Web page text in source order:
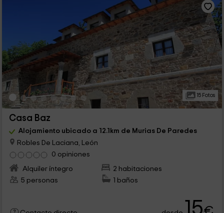
15 Fotos
Casa Baz
Alojamiento ubicado a 12.1km de Murias De Paredes
Robles De Laciana, León
0 opiniones
Alquiler íntegro
2 habitaciones
5 personas
1 baños
15